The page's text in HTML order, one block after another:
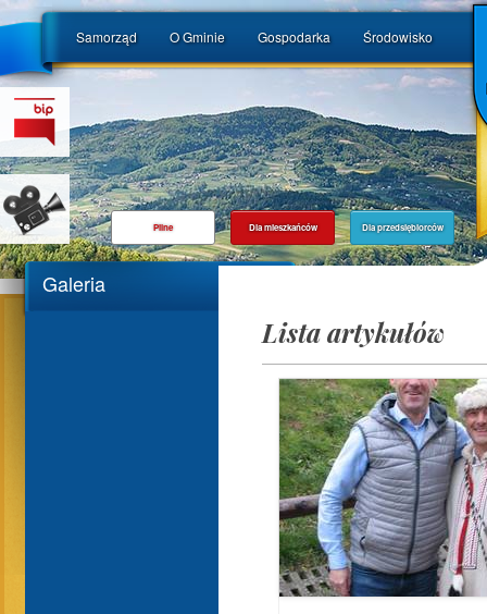
Samorząd O Gminie Gospodarka Środowisko
Pilne Dla mieszkańców Dla przedsiębiorców
Galeria
Lista artykułów